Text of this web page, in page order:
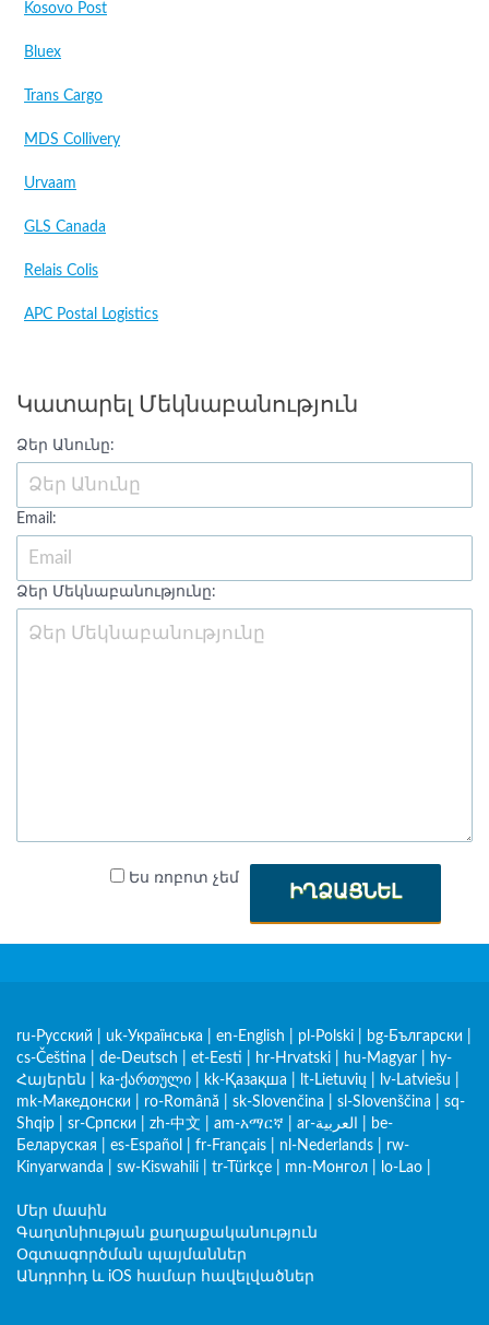
Kosovo Post
Bluex
Trans Cargo
MDS Collivery
Urvaam
GLS Canada
Relais Colis
APC Postal Logistics
Կատարել Մեկնաբանություն
Ձեր Անունը:
Email:
Ձեր Մեկնաբանությունը:
Ես ռոբոտ չեմ
ԻՂՁԱՑՆԵԼ
ru-Русский uk-Українська en-English pl-Polski bg-Български
cs-Čeština
de-Deutsch et-Eesti hr-Hrvatski hu-Magyar
hy-
Հայերեն
ka-ქართული kk-Қазақша lt-Lietuvių lv-Latviešu
mk-Македонски
ro-Română sk-Slovenčina sl-Slovenščina
sq-
Shqip
sr-Српски zh-中文 am-አማርኛ ar-العربية
be-
Беларуская
es-Español fr-Français nl-Nederlands
rw-
Kinyarwanda
sw-Kiswahili tr-Türkçe mn-Монгол lo-Lao
Մեր մասին
Գաղտնիության քաղաքականություն
Օգտագործման պայմաններ
Անդրոիդ և iOS համար հավելվածներ